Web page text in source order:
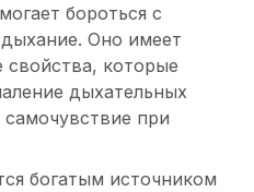
бороться с
Оно имеет
свойства, которые
дыхательных
при
богатым источником